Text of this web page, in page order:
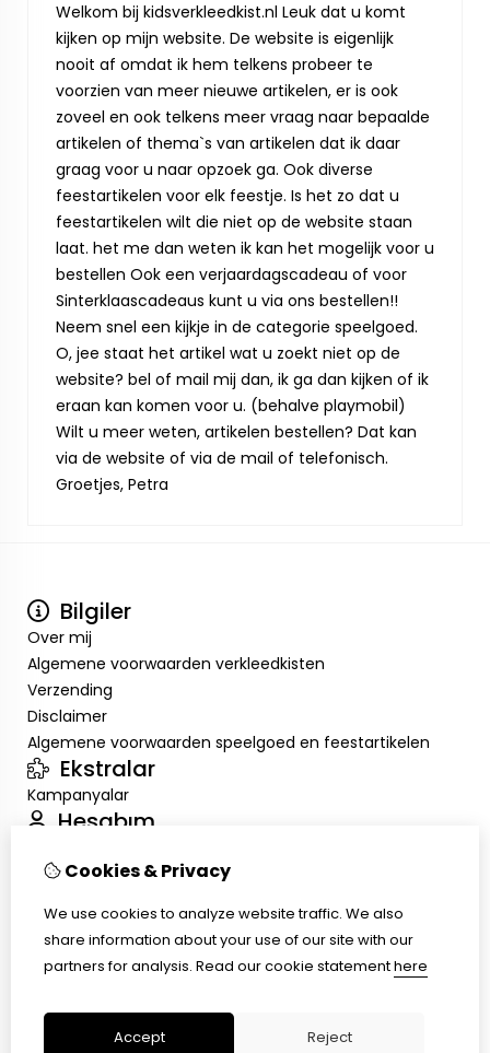
Welkom bij kidsverkleedkist.nl Leuk dat u komt
kijken op mijn website. De website is eigenlijk
nooit af omdat ik hem telkens probeer te
voorzien van meer nieuwe artikelen, er is ook
zoveel en ook telkens meer vraag naar bepaalde
artikelen of thema`s van artikelen dat ik daar
graag voor u naar opzoek ga. Ook diverse
feestartikelen voor elk feestje. Is het zo dat u
feestartikelen wilt die niet op de website staan
laat. het me dan weten ik kan het mogelijk voor u
bestellen Ook een verjaardagscadeau of voor
Sinterklaascadeaus kunt u via ons bestellen!!
Neem snel een kijkje in de categorie speelgoed.
O, jee staat het artikel wat u zoekt niet op de
website? bel of mail mij dan, ik ga dan kijken of ik
eraan kan komen voor u. (behalve playmobil)
Wilt u meer weten, artikelen bestellen? Dat kan
via de website of via de mail of telefonisch.
Groetjes, Petra
Bilgiler
Over mij
Algemene voorwaarden verkleedkisten
Verzending
Disclaimer
Algemene voorwaarden speelgoed en feestartikelen
Ekstralar
Kampanyalar
Hesabım
Sipariş Geçmişim
Müşteri Servisi
Ürün İadesi
Cookies & Privacy
We use cookies to analyze website traffic. We also
share information about your use of our site with our
partners for analysis. Read our cookie statementhere
Accept Reject